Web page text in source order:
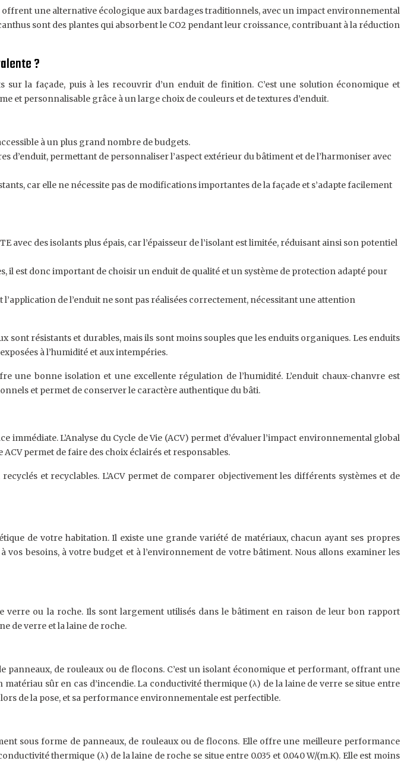
une alternative écologique aux bardages traditionnels, avec un impact environnemental
sont des plantes qui absorbent le CO2 pendant leur croissance, contribuant à la réduction
?
sur la façade, puis à les recouvrir d’un enduit de finition. C’est une solution économique et
et personnalisable grâce à un large choix de couleurs et de textures d’enduit.
à un plus grand nombre de budgets.
d’enduit, permettant de personnaliser l’aspect extérieur du bâtiment et de l’harmoniser avec
car elle ne nécessite pas de modifications importantes de la façade et s’adapte facilement
avec des isolants plus épais, car l’épaisseur de l’isolant est limitée, réduisant ainsi son potentiel
il est donc important de choisir un enduit de qualité et un système de protection adapté pour
de l’enduit ne sont pas réalisées correctement, nécessitant une attention
sont résistants et durables, mais ils sont moins souples que les enduits organiques. Les enduits
à l’humidité et aux intempéries.
une bonne isolation et une excellente régulation de l’humidité. L’enduit chaux-chanvre est
et permet de conserver le caractère authentique du bâti.
L’Analyse du Cycle de Vie (ACV) permet d’évaluer l’impact environnemental global
permet de faire des choix éclairés et responsables.
et recyclables. L’ACV permet de comparer objectivement les différents systèmes et de
de votre habitation. Il existe une grande variété de matériaux, chacun ayant ses propres
besoins, à votre budget et à l’environnement de votre bâtiment. Nous allons examiner les
ou la roche. Ils sont largement utilisés dans le bâtiment en raison de leur bon rapport
de verre et la laine de roche.
de rouleaux ou de flocons. C’est un isolant économique et performant, offrant une
sûr en cas d’incendie. La conductivité thermique (λ) de la laine de verre se situe entre
de la pose, et sa performance environnementale est perfectible.
sous forme de panneaux, de rouleaux ou de flocons. Elle offre une meilleure performance
thermique (λ) de la laine de roche se situe entre 0.035 et 0.040 W/(m.K). Elle est moins